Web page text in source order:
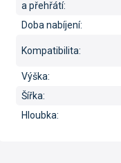
a přehřátí:
Doba nabíjení:
Kompatibilita:
Výška:
Šířka:
Hloubka: